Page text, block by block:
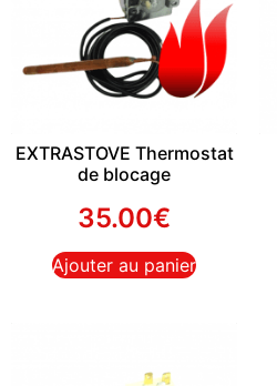
EXTRASTOVE Thermostat
de blocage
35.00€
Ajouter au panier